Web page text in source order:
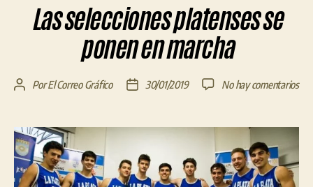
Las selecciones platenses se
ponen en marcha
Autor
entrada
PorEl Correo Gráfico
Fecha
entrada
30/01/2019 No hay comentariosen